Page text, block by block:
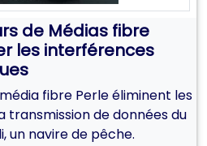
de Médias fibre
les interférences
fibre Perle éliminent les
transmission de données du
un navire de pêche.